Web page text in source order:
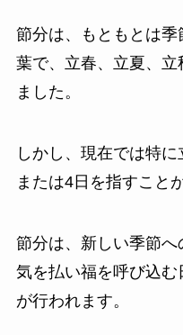
節分は、もともとは
葉で、立春、立夏、
ました。
しかし、現在では特
または4日を指すこと
節分は、新しい季節
気を払い福を呼び込
が行われます。